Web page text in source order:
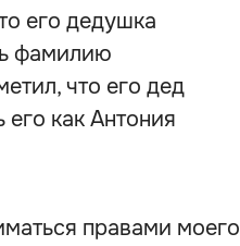
его дедушка
фамилию
что его дед
его как Антония
правами моего